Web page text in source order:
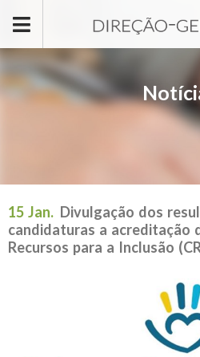
15 Jan. Divulgação dos
candidaturas a acreditação
Recursos para a Inclusão